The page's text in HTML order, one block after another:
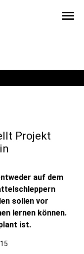
menu
Projekt
auf dem
sollen vor
lernen können.
ist.